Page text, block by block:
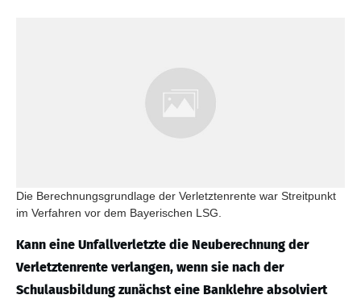
Die Berechnungsgrundlage der Verletztenrente war Streitpunkt
im Verfahren vor dem Bayerischen LSG.
Kann eine Unfallverletzte die Neuberechnung der
Verletztenrente verlangen, wenn sie nach der
Schulausbildung zunächst eine Banklehre absolviert